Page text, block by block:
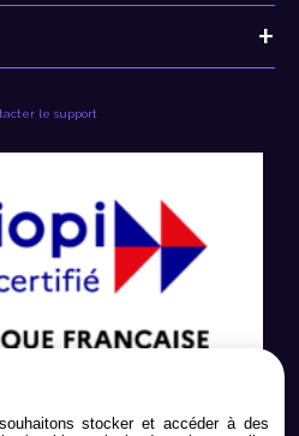
le support
stocker et accéder à des